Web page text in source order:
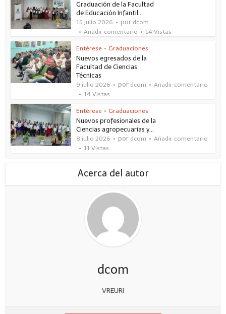
Graduación de la Facultad
de Educación Infantil...
15 julio 2026 por dcom
Añadir comentario
14 Vistas
Entérese • Graduaciones
Nuevos egresados de la
Facultad de Ciencias
Técnicas
9 julio 2026 por dcom
Añadir comentario
14 Vistas
Entérese • Graduaciones
Nuevos profesionales de la
Ciencias agropecuarias y...
8 julio 2026 por dcom
Añadir comentario
11 Vistas
Acerca del autor
dcom
VREURI